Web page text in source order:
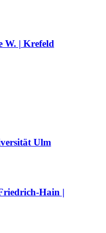
W. | Krefeld
Ulm
Hain |